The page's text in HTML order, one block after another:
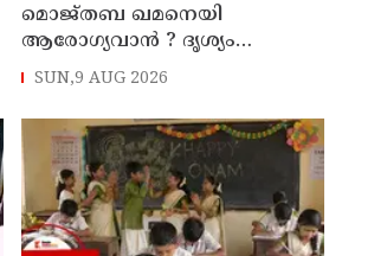
മൊജ്തബ ഖമനെയി
ആരോഗ്യവാന്‍ ? ദൃശ്യം
പുറത്തുവിട്ട് ഇറാന്‍ മാധ്യമം
SUN,9 AUG 2026